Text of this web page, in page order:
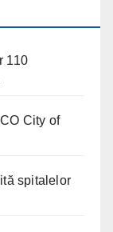
110
City of
spitalelor